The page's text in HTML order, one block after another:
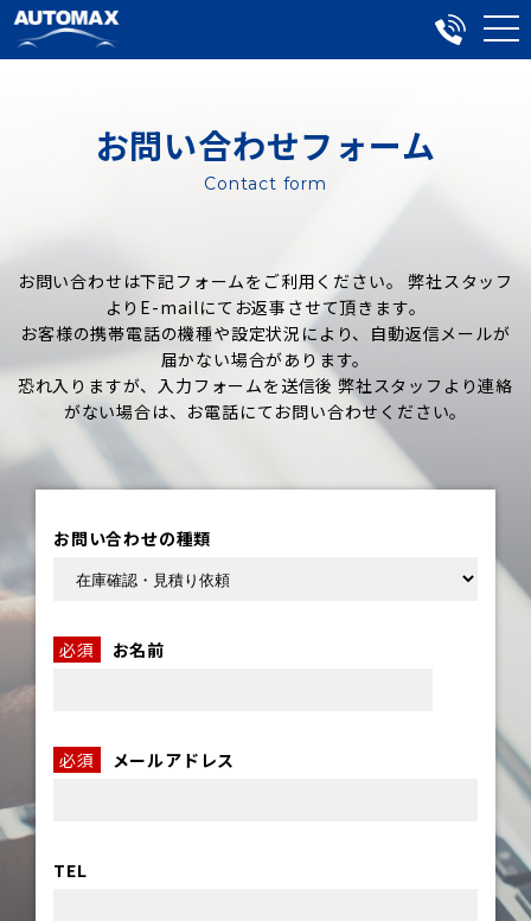
お問い合わせフォーム
Contact form
お問い合わせは下記フォームをご利用ください。 弊社スタッフ
よりE-mailにてお返事させて頂きます。
お客様の携帯電話の機種や設定状況により、自動返信メールが
届かない場合があります。
恐れ入りますが、入力フォームを送信後 弊社スタッフより連絡
がない場合は、お電話にてお問い合わせください。
お問い合わせの種類
必須 お名前
必須 メールアドレス
TEL